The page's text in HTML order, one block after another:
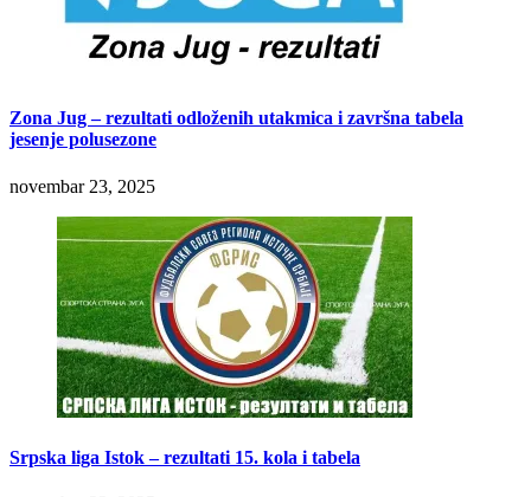
Zona Jug – rezultati odloženih utakmica i završna tabela
jesenje polusezone
novembar 23, 2025
Srpska liga Istok – rezultati 15. kola i tabela